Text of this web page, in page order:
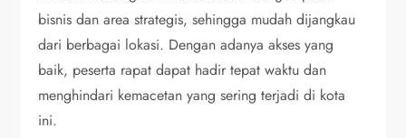
bisnis dan area strategis, sehingga mudah dijangkau
dari berbagai lokasi. Dengan adanya akses yang
baik, peserta rapat dapat hadir tepat waktu dan
menghindari kemacetan yang sering terjadi di kota
ini.